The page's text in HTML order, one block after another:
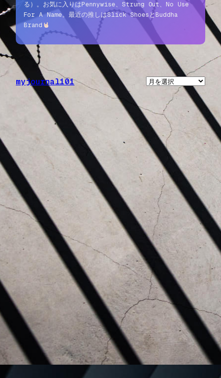
る）。お気に入りはPennywise、Strung Out、No Use
For A Name。最近の推しはSlick ShoesとBuddha
Brand
myjournal101
ア
イ
ブ